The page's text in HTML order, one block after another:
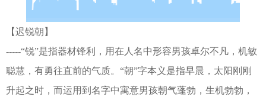
【迟锐朝】
-----“锐”是指器材锋利，用在人名中形容男孩卓尔不凡，机敏
聪慧，有勇往直前的气质。“朝”字本义是指早晨，太阳刚刚
升起之时，而运用到名字中寓意男孩朝气蓬勃，生机勃勃，